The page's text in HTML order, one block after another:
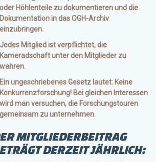
oder Höhlenteile zu dokumentieren und die
Dokumentation in das OGH-Archiv
einzubringen.
Jedes Mitglied ist verpflichtet, die
Kameradschaft unter den Mitglieder zu
wahren.
Ein ungeschriebenes Gesetz lautet: Keine
Konkurrenzforschung! Bei gleichen Interessen
wird man versuchen, die Forschungstouren
gemeinsam zu unternehmen.
MITGLIEDERBEITRAG
DERZEIT JÄHRLICH: